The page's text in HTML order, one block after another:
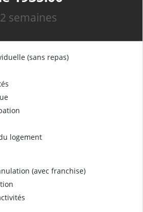
2 semaines
(sans repas)
logement
(avec franchise)